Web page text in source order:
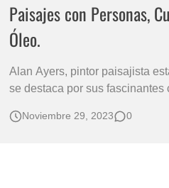
Paisajes con Personas,
Óleo.
Alan Ayers, pintor paisajista
se destaca por sus fascinantes
cautivador. CUADROS DE PAISAJES CON
Noviembre 29, 2023 0